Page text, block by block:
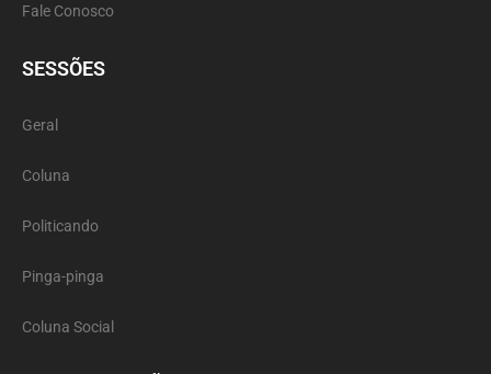
Fale Conosco
SESSÕES
Geral
Coluna
Politicando
Pinga-pinga
Coluna Social